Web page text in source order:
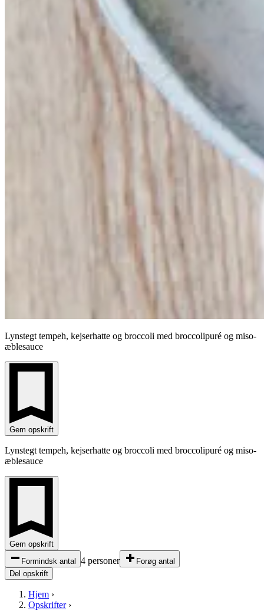
Lynstegt tempeh, kejserhatte og broccoli med broccolipuré og miso-
æblesauce
Gem opskrift
Lynstegt tempeh, kejserhatte og broccoli med broccolipuré og miso-
æblesauce
Gem opskrift
Formindsk antal
4 personer
Forøg antal
Del opskrift
Hjem ›
Opskrifter›